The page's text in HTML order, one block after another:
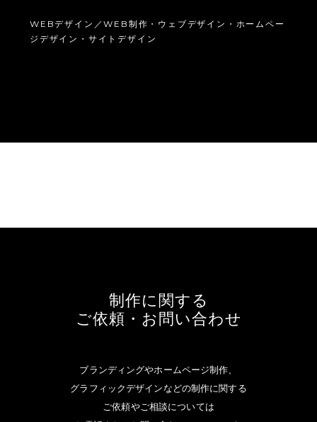
WEBデザイン／WEB制作・ウェブデザイン・ホームペー
ジデザイン・サイトデザイン
制作に関する
ご依頼・お問い合わせ
ブランディングやホームページ制作、
グラフィックデザインなどの制作に関する
ご依頼やご相談については